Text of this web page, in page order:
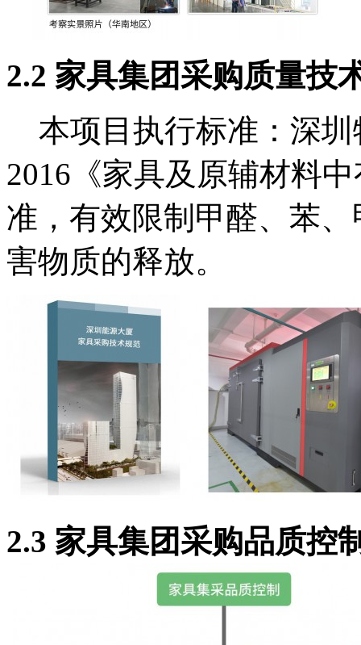
2.2 家具集团采购质量技
本项目执行标准： 深圳
2016 《家具及原辅材料
准，有效限制 甲醛、苯
害物质的释放。
2.3 家具集团采购品质控